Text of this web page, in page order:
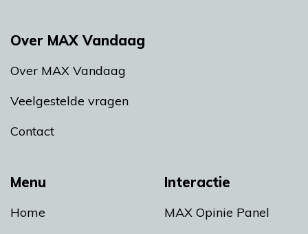
Menu
Home
Interactie
MAX Opinie Panel
Over MAX Vandaag
Over MAX Vandaag
Veelgestelde vragen
Contact